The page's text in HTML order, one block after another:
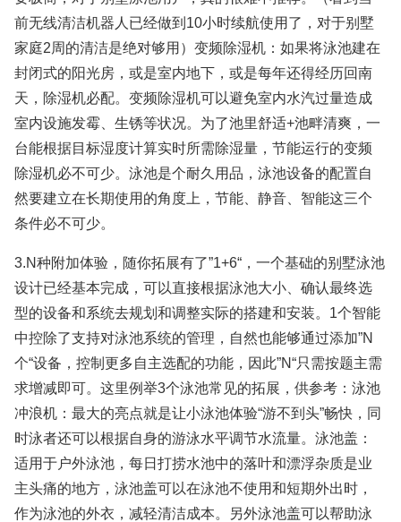
前无线清洁机器人已经做到10小时续航使用了，对于别墅
家庭2周的清洁是绝对够用）变频除湿机：如果将泳池建在
封闭式的阳光房，或是室内地下，或是每年还得经历回南
天，除湿机必配。变频除湿机可以避免室内水汽过量造成
室内设施发霉、生锈等状况。为了池里舒适+池畔清爽，一
台能根据目标湿度计算实时所需除湿量，节能运行的变频
除湿机必不可少。泳池是个耐久用品，泳池设备的配置自
然要建立在长期使用的角度上，节能、静音、智能这三个
条件必不可少。
3.N种附加体验，随你拓展有了”1+6“，一个基础的别墅泳池
设计已经基本完成，可以直接根据泳池大小、确认最终选
型的设备和系统去规划和调整实际的搭建和安装。1个智能
中控除了支持对泳池系统的管理，自然也能够通过添加”N
个“设备，控制更多自主选配的功能，因此”N“只需按题主需
求增减即可。这里例举3个泳池常见的拓展，供参考：泳池
冲浪机：最大的亮点就是让小泳池体验“游不到头”畅快，同
时泳者还可以根据自身的游泳水平调节水流量。泳池盖：
适用于户外泳池，每日打捞水池中的落叶和漂浮杂质是业
主头痛的地方，泳池盖可以在泳池不使用和短期外出时，
作为泳池的外衣，减轻清洁成本。另外泳池盖可以帮助泳